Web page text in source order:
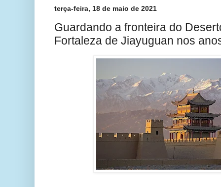
terça-feira, 18 de maio de 2021
Guardando a fronteira do
Fortaleza de Jiayuguan nos